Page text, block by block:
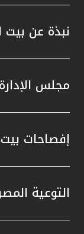
نبذة عن بيت
مجلس
إفصاحات
التوعية